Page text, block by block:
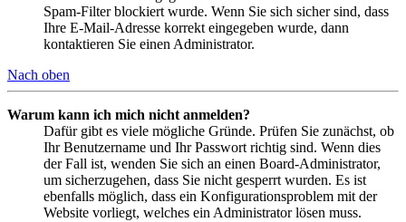
Spam-Filter blockiert wurde. Wenn Sie sich sicher sind, dass
Ihre E-Mail-Adresse korrekt eingegeben wurde, dann
kontaktieren Sie einen Administrator.
Nach oben
Warum kann ich mich nicht anmelden?
Dafür gibt es viele mögliche Gründe. Prüfen Sie zunächst, ob
Ihr Benutzername und Ihr Passwort richtig sind. Wenn dies
der Fall ist, wenden Sie sich an einen Board-Administrator,
um sicherzugehen, dass Sie nicht gesperrt wurden. Es ist
ebenfalls möglich, dass ein Konfigurationsproblem mit der
Website vorliegt, welches ein Administrator lösen muss.